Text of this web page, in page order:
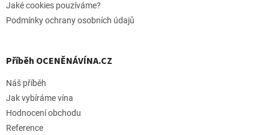
Jaké cookies pouzíváme?
Podmínky ochrany osobních údajů
Příběh OCENĚNÁVÍNA.CZ
Náš příběh
Jak vybíráme vína
Hodnocení obchodu
Reference